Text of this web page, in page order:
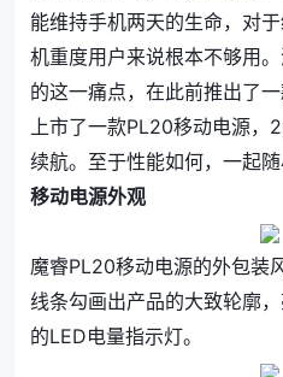
能维持手机两天的生命，对
机重度用户来说根本不够用
的这一痛点，在此前推出了
上市了一款PL20移动电源，
续航。至于性能如何，一起
移动电源外观
魔睿PL20移动电源的外包装
线条勾画出产品的大致轮廓
的LED电量指示灯。